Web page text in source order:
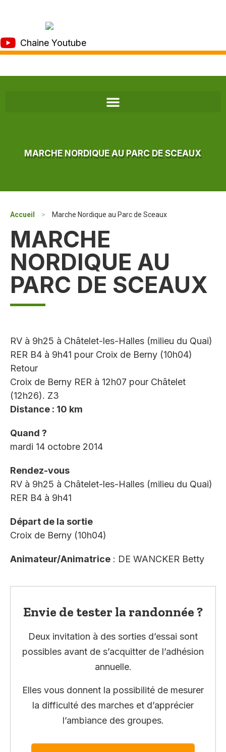
Chaine Youtube
MARCHE NORDIQUE AU PARC DE SCEAUX
Accueil > Marche Nordique au Parc de Sceaux
MARCHE
NORDIQUE AU
PARC DE SCEAUX
RV à 9h25 à Châtelet-les-Halles (milieu du Quai)
RER B4 à 9h41 pour Croix de Berny (10h04)
Retour
Croix de Berny RER à 12h07 pour Châtelet
(12h26). Z3
Distance : 10 km
Quand ?
mardi 14 octobre 2014
Rendez-vous
RV à 9h25 à Châtelet-les-Halles (milieu du Quai)
RER B4 à 9h41
Départ de la sortie
Croix de Berny (10h04)
Animateur/Animatrice : DE WANCKER Betty
Envie de tester la randonnée ?
Deux invitation à des sorties d’essai sont
possibles avant de s’acquitter de l’adhésion
annuelle.
Elles vous donnent la possibilité de mesurer
la difficulté des marches et d’apprécier
l’ambiance des groupes.